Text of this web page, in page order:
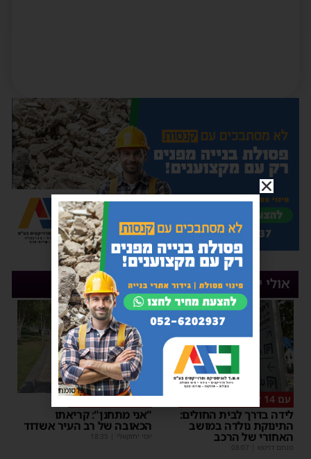
אולי יעניין אותך
עם 14 אנשי צוות רפואיים
לידה בדרך לבית החולים:
התינוקת נולדה במושב
האחורי של הרכב
מנחם דויטש 08:07
אסונות בין הזמנים
"אני מתחנן": קריאתו
הכאובה של רב העיר אשדוד
יוסי יחזקאלי 18:35
פרסומת